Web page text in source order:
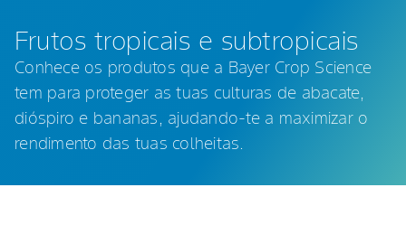
Frutos tropicais e subtropicais
Conhece os produtos que a Bayer Crop Science
tem para proteger as tuas culturas de abacate,
dióspiro e bananas, ajudando-te a maximizar o
rendimento das tuas colheitas.